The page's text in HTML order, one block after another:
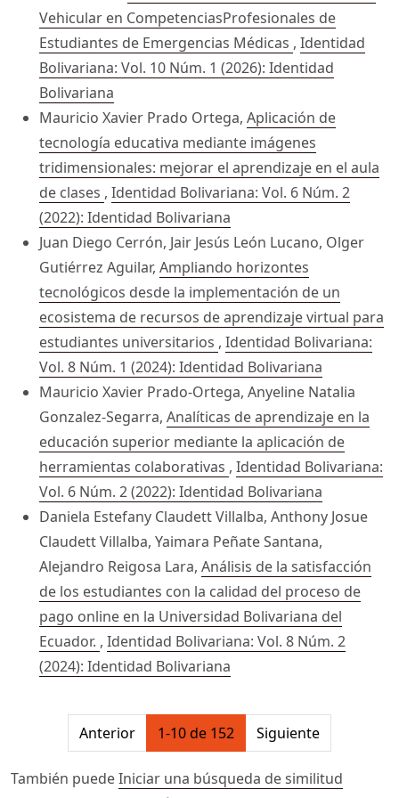
Vehicular en CompetenciasProfesionales de
Estudiantes de Emergencias Médicas , Identidad
Bolivariana: Vol. 10 Núm. 1 (2026): Identidad
Bolivariana
Mauricio Xavier Prado Ortega, Aplicación de
tecnología educativa mediante imágenes
tridimensionales: mejorar el aprendizaje en el aula
de clases , Identidad Bolivariana: Vol. 6 Núm. 2
(2022): Identidad Bolivariana
Juan Diego Cerrón, Jair Jesús León Lucano, Olger
Gutiérrez Aguilar, Ampliando horizontes
tecnológicos desde la implementación de un
ecosistema de recursos de aprendizaje virtual para
estudiantes universitarios , Identidad Bolivariana:
Vol. 8 Núm. 1 (2024): Identidad Bolivariana
Mauricio Xavier Prado-Ortega, Anyeline Natalia
Gonzalez-Segarra, Analíticas de aprendizaje en la
educación superior mediante la aplicación de
herramientas colaborativas , Identidad Bolivariana:
Vol. 6 Núm. 2 (2022): Identidad Bolivariana
Daniela Estefany Claudett Villalba, Anthony Josue
Claudett Villalba, Yaimara Peñate Santana,
Alejandro Reigosa Lara, Análisis de la satisfacción
de los estudiantes con la calidad del proceso de
pago online en la Universidad Bolivariana del
Ecuador. , Identidad Bolivariana: Vol. 8 Núm. 2
(2024): Identidad Bolivariana
##issue.pagination##
Anterior 1-10 de 152 Siguiente
También puedeIniciar una búsqueda de similitud